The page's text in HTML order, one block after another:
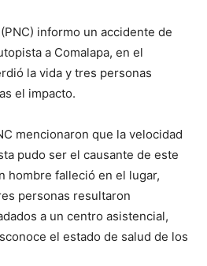
informo un accidente de
a Comalapa, en el
la vida y tres personas
el impacto.
mencionaron que la velocidad
pudo ser el causante de este
hombre falleció en el lugar,
personas resultaron
a un centro asistencial,
el estado de salud de los